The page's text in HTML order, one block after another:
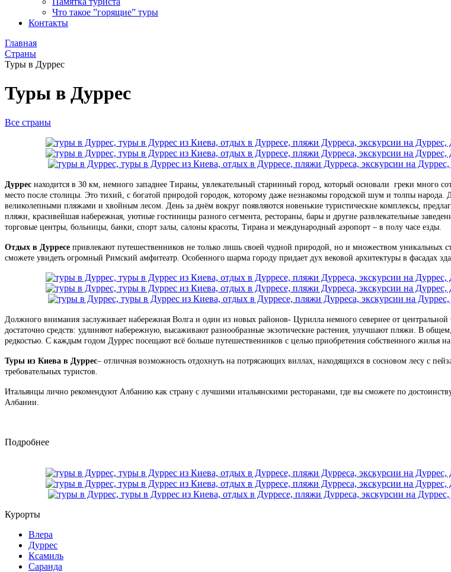
Что такое ”горящие” туры
Контакты
Главная
Страны
Туры в Дуррес
Туры в Дуррес
Все страны
Дуррес находится в 30 км, немного западнее Тираны, увлекательный старинный город, который основали греки много
место после столицы. Это тихий, с богатой природой городок, которому даже незнакомы городской шум и толпы
великолепными пляжами и хвойным лесом. День за днём вокруг появляются новенькие туристические комплексы,
пляжи, красивейшая набережная, уютные гостиницы разного сегмента, рестораны, бары и другие развлекательные
торговые центры, больницы, банки, спорт залы, салоны красоты, Тирана и международный аэропорт – в полу часе езды.
Отдых в Дурресе привлекают путешественников не только лишь своей чудной природой, но и множеством уникальных
сможете увидеть огромный Римский амфитеатр. Особенного шарма городу придает дух вековой архитектуры в фасадах
Должного внимания заслуживает набережная Волга и один из новых районов- Цурилла немного севернее от центральной
достаточно средств: удлиняют набережную, высаживают разнообразные экзотические растения, улучшают пляжи. В
редкостью. С каждым годом Дуррес посещают всё больше путешественников с целью приобретения собственного жилья
Туры из Киева в Дуррес– отличная возможность отдохнуть на потрясающих виллах, находящихся в сосновом лесу с
требовательных туристов.
Итальянцы лично рекомендуют Албанию как страну с лучшими итальянскими ресторанами, где вы сможете по
Албании.
Подробнее
Курорты
Влера
Дуррес
Ксамиль
Саранда